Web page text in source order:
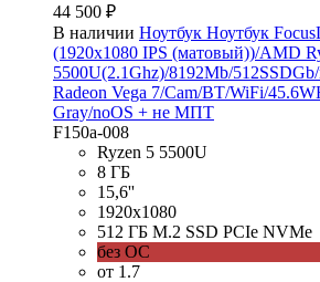
44 500 ₽
В наличии Ноутбук Ноутбук
(1920x1080 IPS (матовый))/AMD
5500U(2.1Ghz)/8192Mb/
Radeon Vega 7/Cam/BT/WiFi/
Gray/noOS + не МПТ
F150a-008
Ryzen 5 5500U
8 ГБ
15,6''
1920x1080
512 ГБ M.2 SSD PCIe NVMe
без ОС
от 1.7